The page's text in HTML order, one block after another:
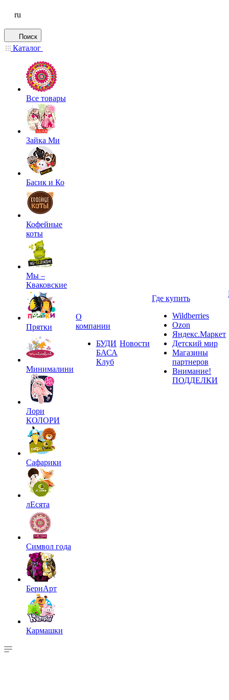
ru
Поиск
Каталог
Все товары
Зайка Ми
Басик и Ко
Кофейные
коты
Мы –
Кваковские
Прятки
Минималини
Лори
КОЛОРИ
Сафарики
лЕсята
Символ года
БернАрт
Кармашки
О
компании
БУДИ
БАСА
Клуб
Новости
Где купить
Wildberries
Ozon
Яндекс.Маркет
Детский мир
Магазины
партнеров
Внимание!
ПОДДЕЛКИ